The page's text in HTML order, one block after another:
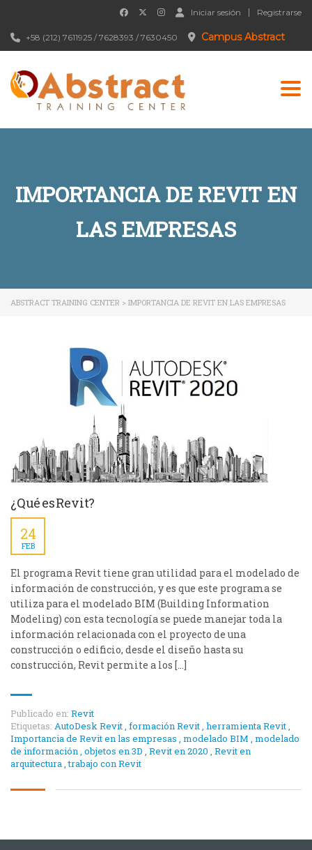
Iniciar sesión Registrarse
Campus Abstract
+58 (212) 7611925 / 7628393 / 7630450
IMPORTANCIA DE REVIT EN
LAS EMPRESAS
ABSTRACT TRAINING CENTER > IMPORTANCIA DE REVIT EN LAS EMPRESAS
¿Qué es Revit?
24
FEB
El programa Revit tiene gran utilidad para el modelado de
información de construcción, y es que este programa se
utiliza para el modelado BIM (Building Information
Modeling) con esta tecnología se puede manejar toda la
información relacionada con el proyecto de una
construcción o edificio, desde el diseño hasta su
construcción, Revit permite a los […]
Publicado en: Revit
Etiquetas: AutoDesk Revit, formación Revit, herramienta Revit,
Importancia de Revit en las empresas , modelado BIM , modelado
de información, objetos en 3D , Revit en 2020 , Revit en
arquitectura, trabajo con Revit